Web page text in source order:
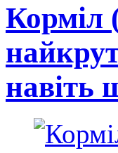
Корміл
навіть